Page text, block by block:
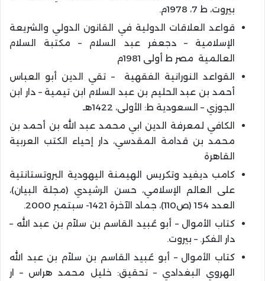
بيروت، ط 7، 1978م.
قواعد العلاقات الدولية في القانون الدولي والشريعة
الإسلامية – دجعفر عبد السلام – مكتبة السلام
العالمية مصر ط أولى 1981م
القواعد النورانية الفقهية – تقي الدين أبو العباس
أحمد بن عبد الحليم بن عبد السلام ابن تيمية – دار ابن
الجوزي – السعودية ط: الأولى، 1422هـ
الكافي لمعرفة الدين ابي محمد عبد الله بن أحمد بن
محمد بن قدامة المقدسي، دار إحياء الكتب العربية
القاهرة
كامب ديفيد وتكريس الهيمنة اليهودية البروتستانتية
على العالم الإسلامي، حسن الرشيدي (مجلة البيان)،
العدد 154 (ص110)، جماد الآخرة 1421- سبتمبر 2000.
كتاب الأموال – أبو عُبيد القاسم بن سلاّم بن عبد الله –
دار الفكر. – بيروت.
كتاب الأموال – أبو عُبيد القاسم بن سلاّم بن عبد الله
الهروي البغدادي – تحقيق: خليل محمد هراس – ار